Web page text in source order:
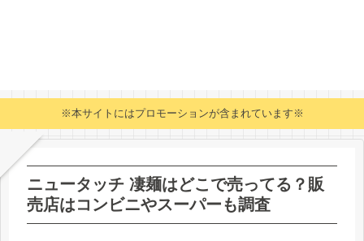
※本サイトにはプロモーションが含まれています※
ニュータッチ 凄麺はどこで売ってる？販
売店はコンビニやスーパーも調査